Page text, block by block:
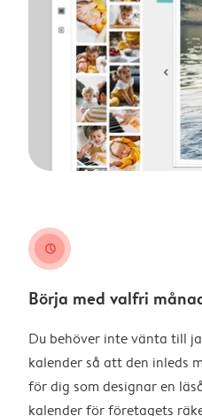
clock
Börja med valfri
Du behöver inte vänta till
kalender så att den inleds
för dig som designar en
kalender för företagets